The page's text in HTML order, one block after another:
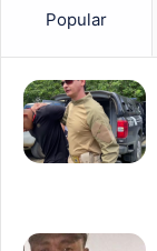
Popular